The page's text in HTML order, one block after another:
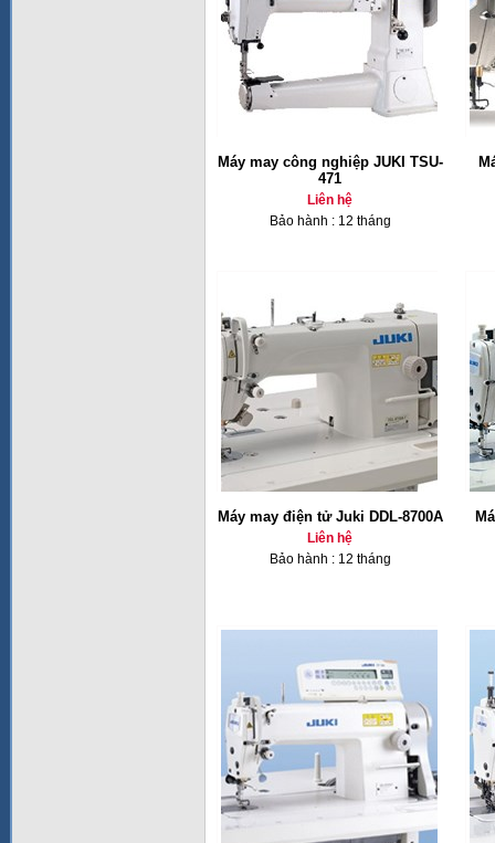
Máy may công nghiệp JUKI TSU-
471
Liên hệ
Bảo hành : 12 tháng
Máy may điện tử Juki DDL-8700A
Liên hệ
Bảo hành : 12 tháng